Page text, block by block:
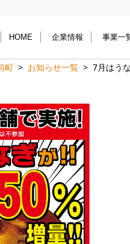
HOME 企業情報 事業一
町 お知らせ一覧 7月はう